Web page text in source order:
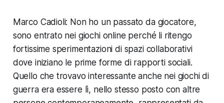
Marco Cadioli: Non ho un passato da giocatore,
sono entrato nei giochi online perché li ritengo
fortissime sperimentazioni di spazi collaborativi
dove iniziano le prime forme di rapporti sociali.
Quello che trovavo interessante anche nei giochi di
guerra era essere lì, nello stesso posto con altre